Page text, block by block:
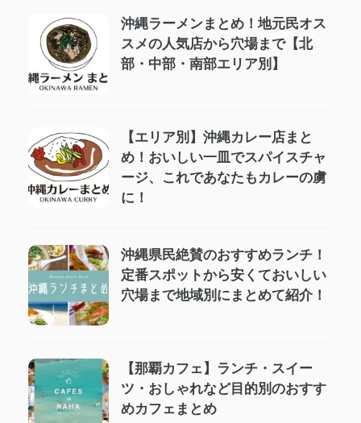
沖縄ラーメンまとめ！地元民オス
スメの人気店から穴場まで【北
部・中部・南部エリア別】
【エリア別】沖縄カレー店まと
め！おいしい一皿でスパイスチャ
ージ、これであなたもカレーの虜
に！
沖縄県民絶賛のおすすめランチ！
定番スポットから安くておいしい
穴場まで地域別にまとめて紹介！
【那覇カフェ】ランチ・スイー
ツ・おしゃれなど目的別のおすす
めカフェまとめ